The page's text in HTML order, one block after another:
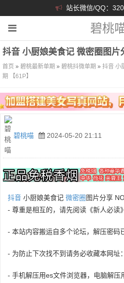
站长微信/QQ：
碧桃
抖音 小厨娘美食记 微密圈图片
首页 » 碧桃最新单期 » 碧桃抖微单期 » 抖音 小
期 【61P】
碧桃喵 2024-05-20 21:11
抖音 小厨娘美食记 微密圈 图片分享
- 尊重是相互的，请先阅读《新人必读
- 本站内容搬运自多个论坛，解压密码
- 为防止下次找不到请务必收藏本网址：
- 手机解压用es文件浏览器，电脑解压